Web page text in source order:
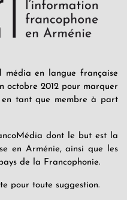
média en langue française
octobre 2012 pour marquer
en tant que membre à part
dont le but est la
en Arménie, ainsi que les
de la Francophonie.
pour toute suggestion.